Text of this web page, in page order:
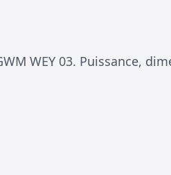
WEY 03. Puissance,